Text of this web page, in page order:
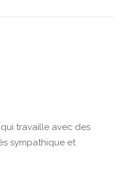
travaille avec des
sympathique et